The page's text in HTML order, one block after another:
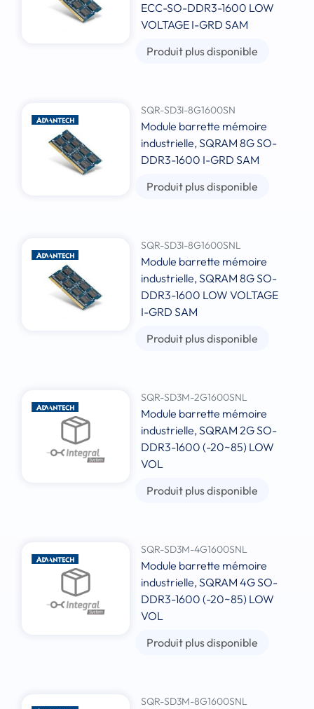
ECC-SO-DDR3-1600 LOW
VOLTAGE I-GRD SAM
Produit plus disponible
SQR-SD3I-8G1600SN
Module barrette mémoire
industrielle, SQRAM 8G SO-
DDR3-1600 I-GRD SAM
Produit plus disponible
SQR-SD3I-8G1600SNL
Module barrette mémoire
industrielle, SQRAM 8G SO-
DDR3-1600 LOW VOLTAGE
I-GRD SAM
Produit plus disponible
SQR-SD3M-2G1600SNL
Module barrette mémoire
industrielle, SQRAM 2G SO-
DDR3-1600 (-20~85) LOW
VOL
Produit plus disponible
SQR-SD3M-4G1600SNL
Module barrette mémoire
industrielle, SQRAM 4G SO-
DDR3-1600 (-20~85) LOW
VOL
Produit plus disponible
SQR-SD3M-8G1600SNL